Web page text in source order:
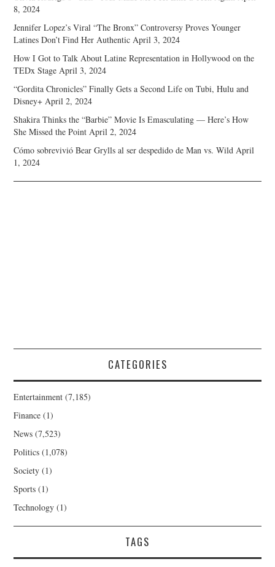
8, 2024
Jennifer Lopez’s Viral “The Bronx” Controversy Proves Younger
Latines Don’t Find Her Authentic April 3, 2024
How I Got to Talk About Latine Representation in Hollywood on the
TEDx Stage April 3, 2024
“Gordita Chronicles” Finally Gets a Second Life on Tubi, Hulu and
Disney+ April 2, 2024
Shakira Thinks the “Barbie” Movie Is Emasculating — Here’s How
She Missed the Point April 2, 2024
Cómo sobrevivió Bear Grylls al ser despedido de Man vs. Wild April
1, 2024
CATEGORIES
Entertainment (7,185)
Finance (1)
News (7,523)
Politics (1,078)
Society (1)
Sports (1)
Technology (1)
TAGS